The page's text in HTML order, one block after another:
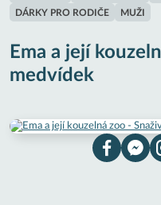
DÁRKY PRO RODIČE
MUŽI
Ema a její
medvídek